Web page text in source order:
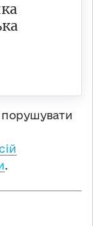
.